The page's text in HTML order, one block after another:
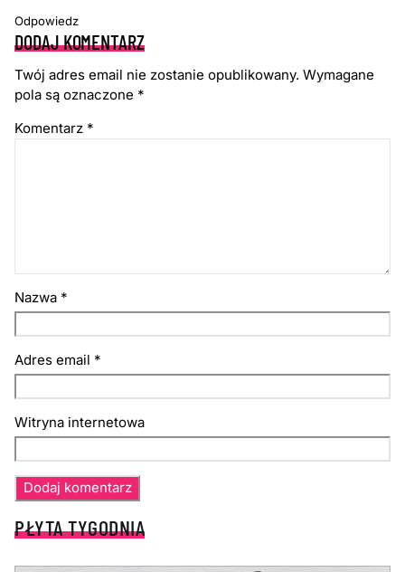
Odpowiedz
DODAJ KOMENTARZ
Twój adres email nie zostanie opublikowany. Wymagane
pola są oznaczone *
Komentarz *
Nazwa *
Adres email *
Witryna internetowa
PŁYTA TYGODNIA